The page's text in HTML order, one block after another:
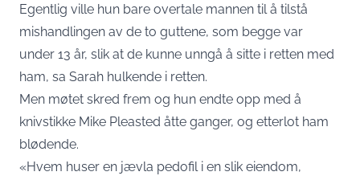
Egentlig ville hun bare overtale mannen til å tilstå
mishandlingen av de to guttene, som begge var
under 13 år, slik at de kunne unngå å sitte i retten med
ham, sa Sarah hulkende i retten.
Men møtet skred frem og hun endte opp med å
knivstikke Mike Pleasted åtte ganger, og etterlot ham
blødende.
«Hvem huser en jævla pedofil i en slik eiendom,